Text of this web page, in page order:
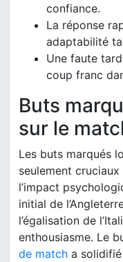
confiance.
La réponse
adaptabilité
Une faute
coup franc
Buts
sur le
Les buts marqués
seulement
l’impact
initial de
l’égalisation de
enthousiasme. Le
de match a